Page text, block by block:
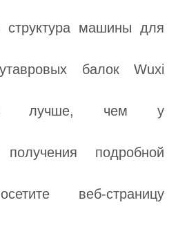
структура машины для
балок Wuxi
лучше, чем у
получения подробной
веб-страницу